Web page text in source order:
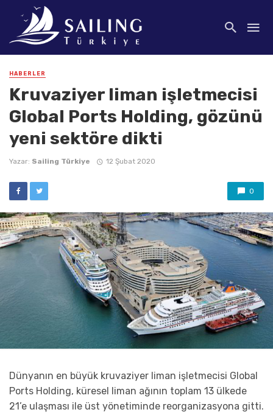
HABERLER
Kruvaziyer liman işletmecisi
Global Ports Holding, gözünü
yeni sektöre dikti
Yazar: Sailing Türkiye 12 Şubat 2020
0
Dünyanın en büyük kruvaziyer liman işletmecisi Global
Ports Holding, küresel liman ağının toplam 13 ülkede
21’e ulaşması ile üst yönetiminde reorganizasyona gitti.